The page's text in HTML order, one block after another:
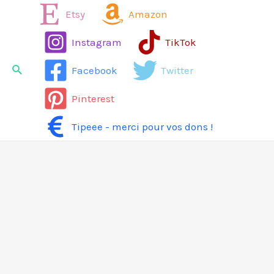
Rechercher
Etsy Amazon
Instagram TikTok
Facebook Twitter
Pinterest
Tipeee - merci pour vos dons !